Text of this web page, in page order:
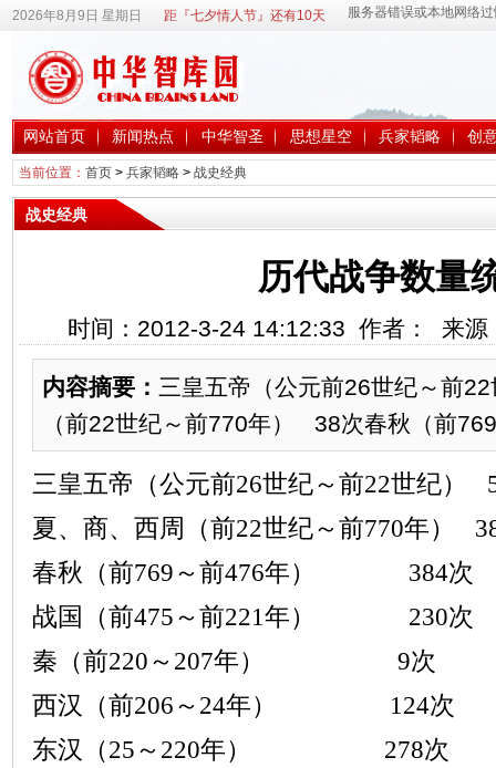
2026年8月9日 星期日 距『七夕情人节』还有10天
网站首页 新闻热点 中华智圣 思想星空 兵家韬略 创
当前位置： 首页> 兵家韬略> 战史经典
战史经典
历代战争数量
时间：2012-3-24 14:12:33 作者： 来
内容摘要： 三皇五帝（公元前26世纪～前
（前22世纪～前770年） 38次春秋（
三皇五帝（公元前26世纪～前22世纪）
夏、商、西周（前22世纪～前770年）
春秋（前769 ～前476年） 384次
战国（前475 ～前221年） 230次
秦（前220 ～ 207年） 9次
西汉（前206 ～ 24年） 124次
东汉（25 ～ 220年） 278次